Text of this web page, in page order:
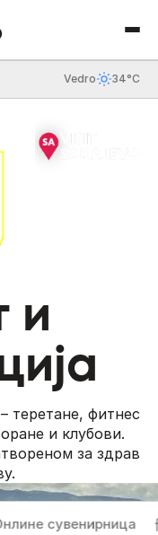
Vedro 34°C
и
теретане, фитнес
и клубови.
за здрав
сувенирница